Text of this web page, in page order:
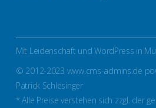
Mit Leidenschaft und WordPress in
© 2012-2023 www.cms-admins.de
Patrick Schlesinger
* Alle Preise verstehen sich zzgl. der